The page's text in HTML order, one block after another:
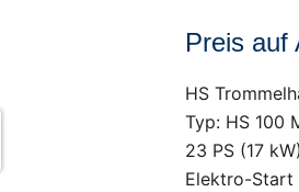
Preis auf
HS
Typ: HS 100
23 PS (17
Elektro-Start